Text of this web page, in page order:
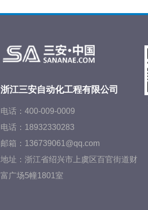
浙江三安自动化工程有限公司
电话：400-009-0009
电话：18932330283
邮箱：136739061@qq.com
地址：浙江省绍兴市上虞区百官街道财
富广场5幢1801室